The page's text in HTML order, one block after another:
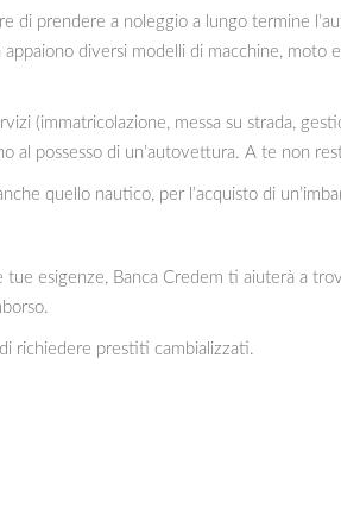
di prendere a noleggio a lungo termine
diversi modelli di macchine, moto
(immatricolazione, messa su strada,
al possesso di un’autovettura. A te non
quello nautico, per l’acquisto di
esigenze, Banca Credem ti aiuterà a
richiedere prestiti cambializzati.